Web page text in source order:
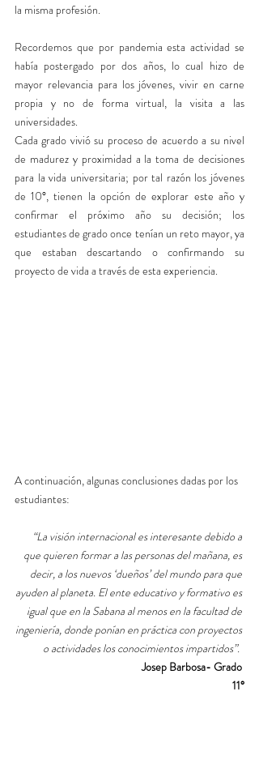
la misma profesión.
Recordemos que por pandemia esta actividad se
había postergado por dos años, lo cual hizo de
mayor relevancia para los jóvenes, vivir en carne
propia y no de forma virtual, la visita a las
universidades.
Cada grado vivió su proceso de acuerdo a su nivel
de madurez y proximidad a la toma de decisiones
para la vida universitaria; por tal razón los jóvenes
de 10°, tienen la opción de explorar este año y
confirmar el próximo año su decisión; los
estudiantes de grado once tenían un reto mayor, ya
que estaban descartando o confirmando su
proyecto de vida a través de esta experiencia.
A continuación, algunas conclusiones dadas por los
estudiantes:
“La visión internacional es interesante debido a
que quieren formar a las personas del mañana, es
decir, a los nuevos ‘dueños’ del mundo para que
ayuden al planeta. El ente educativo y formativo es
igual que en la Sabana al menos en la facultad de
ingeniería, donde ponían en práctica con proyectos
o actividades los conocimientos impartidos”.
Josep Barbosa- Grado
11°